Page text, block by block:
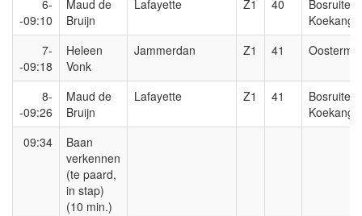
6-
-09:10
Maud de
Bruijn
Lafayette Z1 40
Bosruiters
Koekange
7-
-09:18
Heleen
Vonk
Jammerdan Z1 41
8-
-09:26
Maud de
Bruijn
Lafayette Z1 41
Bosruiters
Koekange
09:34
Baan
verkennen
(te paard,
in stap)
(10 min.)